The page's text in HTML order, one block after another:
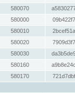
580070
580000
580010
580020
580030
580160
580170